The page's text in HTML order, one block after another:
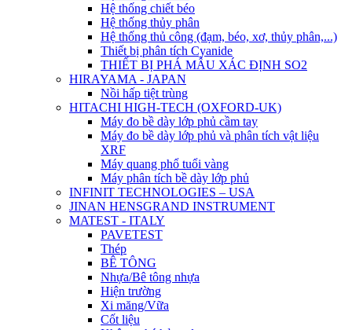
Hệ thống chiết béo
Hệ thống thủy phân
Hệ thống thủ công (đạm, béo, xơ, thủy phân,...)
Thiết bị phân tích Cyanide
THIẾT BỊ PHÁ MẪU XÁC ĐỊNH SO2
HIRAYAMA - JAPAN
Nồi hấp tiệt trùng
HITACHI HIGH-TECH (OXFORD-UK)
Máy đo bề dày lớp phủ cầm tay
Máy đo bề dày lớp phủ và phân tích vật liệu
XRF
Máy quang phổ tuổi vàng
Máy phân tích bề dày lớp phủ
INFINIT TECHNOLOGIES – USA
JINAN HENSGRAND INSTRUMENT
MATEST - ITALY
PAVETEST
Thép
BÊ TÔNG
Nhựa/Bê tông nhựa
Hiện trường
Xi măng/Vữa
Cốt liệu